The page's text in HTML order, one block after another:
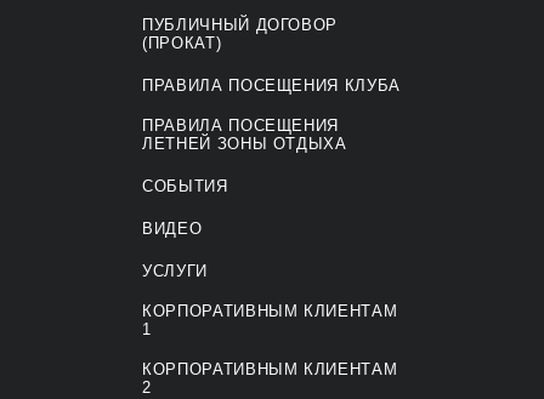
ПУБЛИЧНЫЙ ДОГОВОР
(ПРОКАТ)
ПРАВИЛА ПОСЕЩЕНИЯ КЛУБА
ПРАВИЛА ПОСЕЩЕНИЯ
ЛЕТНЕЙ ЗОНЫ ОТДЫХА
СОБЫТИЯ
ВИДЕО
УСЛУГИ
КОРПОРАТИВНЫМ КЛИЕНТАМ
1
КОРПОРАТИВНЫМ КЛИЕНТАМ
2